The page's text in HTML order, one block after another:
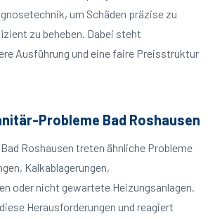
um Schäden präzise zu
zu beheben. Dabei steht
Ausführung und eine faire Preisstruktur
Probleme Bad Roshausen
Bad Roshausen treten ähnliche Probleme
Kalkablagerungen,
oder nicht gewartete Heizungsanlagen.
Herausforderungen und reagiert